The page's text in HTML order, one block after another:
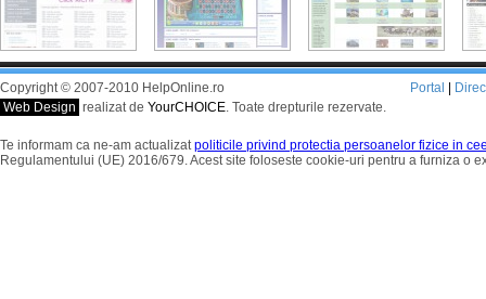
Copyright © 2007-2010 HelpOnline.ro
Web Design realizat de YourCHOICE. Toate drepturile rezervate.
Portal
Te informam ca ne-am actualizatpoliticile privind protectia persoanelor fizice in
Regulamentului (UE) 2016/679. Acest site foloseste cookie-uri pentru a furniza o